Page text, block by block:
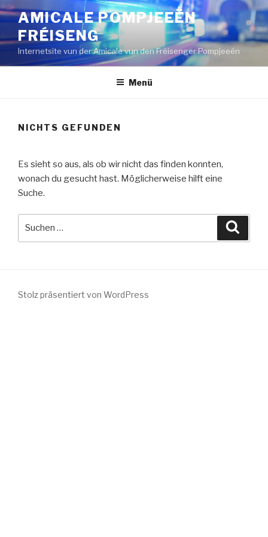
Zum
Inhalt
springen
AMICALE POMPJEEËN
FRÉISENG
Internetsite vun der Amicale vun den Fréisenger Pompjeeën
Menü
NICHTS GEFUNDEN
Es sieht so aus, als ob wir nicht das finden konnten,
wonach du gesucht hast. Möglicherweise hilft eine
Suche.
Stolz präsentiert von WordPress